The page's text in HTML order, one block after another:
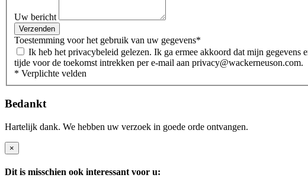
Uw bericht
Verzenden
Toestemming voor het gebruik van uw gegevens*
tijde voor de toekomst intrekken per e-mail aan privacy@wackerneuson.com.
* Verplichte velden
Bedankt
Hartelijk dank. We hebben uw verzoek in goede orde ontvangen.
×
Dit is misschien ook interessant voor u: